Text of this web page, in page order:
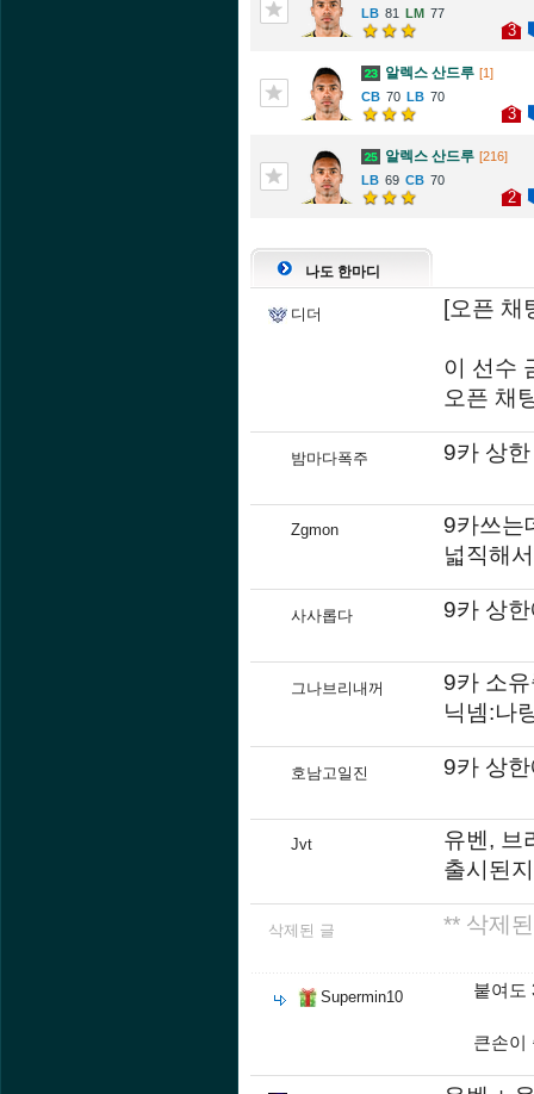
81
77
3
알렉스 산드루 [1]
70
70
3
알렉스 산드루 [216]
69
70
2
나도 한마디
디더 [오픈 채
이 선수
오픈 채
밤마다폭주 9카 상
Zgmon
9카쓰는
넓직해
사사롭다 9카 상
그나브리내꺼
9카 소
닉넴:나
호남고일진 9카 상
Jvt
유벤, 브
출시된
삭제된 글 ** 삭제
Supermin10 붙여도
큰손이